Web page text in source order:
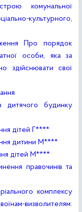
комунальної
культурного,
Про порядок
особи, яка за
здійснювати свої
будинку
дітей Г****
дитини М****
дітей М****
правочинів та
комплексу
визволителям: